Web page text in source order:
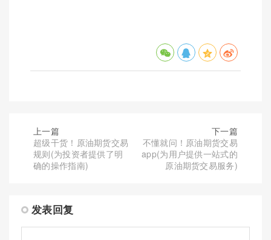
上一篇
超级干货！原油期货交易
规则(为投资者提供了明
确的操作指南)
下一篇
不懂就问！原油期货交易
app(为用户提供一站式的
原油期货交易服务)
发表回复